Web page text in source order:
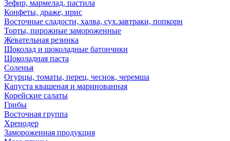
Зефир, мармелад, пастила
Конфеты, драже, ирис
Восточные сладости, халва, сух.завтраки, попкорн
Торты, пирожные замороженные
Жевательная резинка
Шоколад и шоколадные батончики
Шоколадная паста
Соленья
Огурцы, томаты, перец, чеснок, черемша
Капуста квашеная и маринованная
Корейские салаты
Грибы
Восточная группа
Хренодер
Замороженная продукция